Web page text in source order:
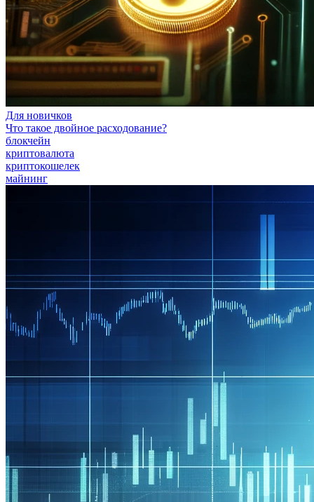
Для новичков
Что такое двойное расходование?
блокчейн
криптовалюта
криптокошелек
майнинг